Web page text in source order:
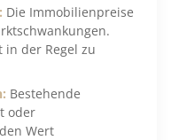
Die Immobilienpreise
in der Regel zu
Bestehende
oder
Wert